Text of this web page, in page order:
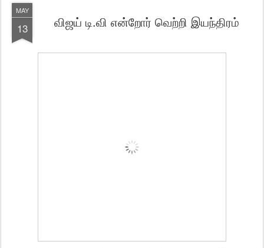
MAY
13 விஜய் டி.வி என்றோர் வெற்றி இயந்திரம்